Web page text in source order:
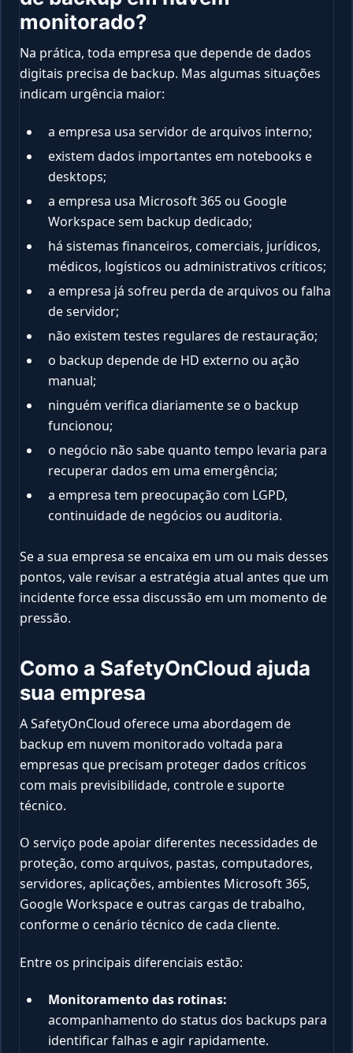
monitorado?
Na prática, toda empresa que depende de dados
digitais precisa de backup. Mas algumas situações
indicam urgência maior:
a empresa usa servidor de arquivos interno;
existem dados importantes em notebooks e
desktops;
a empresa usa Microsoft 365 ou Google
Workspace sem backup dedicado;
há sistemas financeiros, comerciais, jurídicos,
médicos, logísticos ou administrativos críticos;
a empresa já sofreu perda de arquivos ou falha
de servidor;
não existem testes regulares de restauração;
o backup depende de HD externo ou ação
manual;
ninguém verifica diariamente se o backup
funcionou;
o negócio não sabe quanto tempo levaria para
recuperar dados em uma emergência;
a empresa tem preocupação com LGPD,
continuidade de negócios ou auditoria.
Se a sua empresa se encaixa em um ou mais desses
pontos, vale revisar a estratégia atual antes que um
incidente force essa discussão em um momento de
pressão.
Como a SafetyOnCloud ajuda
sua empresa
A SafetyOnCloud oferece uma abordagem de
backup em nuvem monitorado voltada para
empresas que precisam proteger dados críticos
com mais previsibilidade, controle e suporte
técnico.
O serviço pode apoiar diferentes necessidades de
proteção, como arquivos, pastas, computadores,
servidores, aplicações, ambientes Microsoft 365,
Google Workspace e outras cargas de trabalho,
conforme o cenário técnico de cada cliente.
Entre os principais diferenciais estão:
Monitoramento das rotinas:
acompanhamento do status dos backups para
identificar falhas e agir rapidamente.